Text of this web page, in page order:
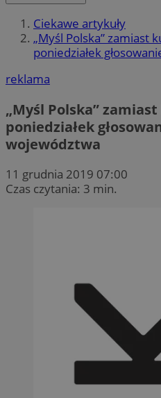
Ciekawe artykuły
„Myśl Polska” zamiast
poniedziałek
reklama
„Myśl Polska”
poniedziałek
województwa
11 grudnia 2019 07:00
Czas czytania: 3 min.